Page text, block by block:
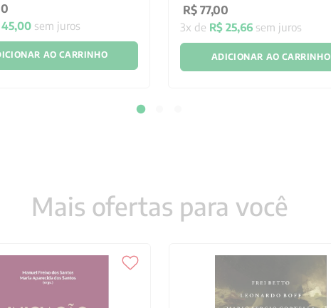
45,00 sem juros
AO CARRINHO
R$ 77,00
3x de R$ 25,66 sem juros
ADICIONAR AO CARRINHO
Mais ofertas para você